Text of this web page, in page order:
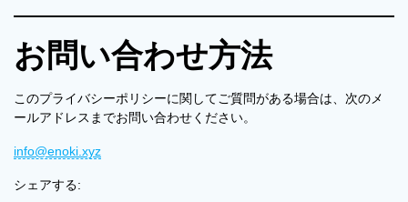
お問い合わせ方法
このプライバシーポリシーに関してご質問がある場合は、次のメ
ールアドレスまでお問い合わせください。
info@enoki.xyz
シェアする: